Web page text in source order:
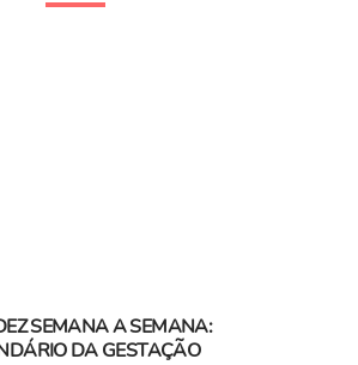
SEMANA A SEMANA:
DA GESTAÇÃO